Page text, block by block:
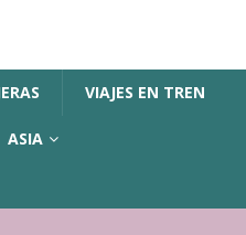
VIAJES EN TREN
ASIA